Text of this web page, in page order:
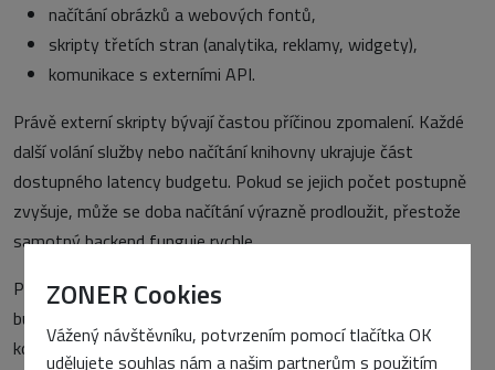
ZONER Cookies
Vážený návštěvníku, potvrzením pomocí tlačítka OK
udělujete souhlas nám a našim partnerům s použitím
načítání obrázků a webových fontů,
skripty třetích stran (analytika, reklamy, widgety),
komunikace s externími API.
Právě externí skripty bývají častou příčinou zpomalení. Každé
další volání služby nebo načítání knihovny ukrajuje část
dostupného latency budgetu. Pokud se jejich počet postupně
zvyšuje, může se doba načítání výrazně prodloužit, přestože
samotný backend funguje rychle.
Proto je důležité sledovat výkon aplikace jako celek. Latency
budget by měl pokrývat infrastrukturu, backend, síťovou
komunikaci i frontend. Jen komplexní přístup pomůže odhalit